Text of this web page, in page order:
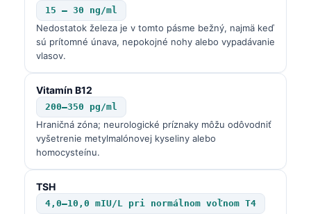
15 – 30 ng/ml
Nedostatok železa je v tomto pásme bežný, najmä keď
sú prítomné únava, nepokojné nohy alebo vypadávanie
vlasov.
Vitamín B12
200–350 pg/ml
Hraničná zóna; neurologické príznaky môžu odôvodniť
vyšetrenie metylmalónovej kyseliny alebo
homocysteínu.
TSH
4,0–10,0 mIU/L pri normálnom voľnom T4